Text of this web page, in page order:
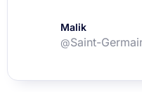
Malik
@Saint-